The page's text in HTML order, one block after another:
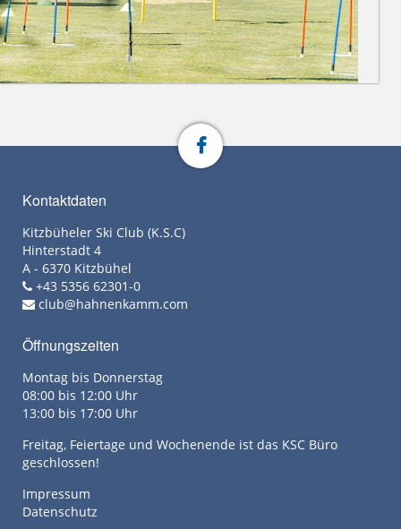
Kontaktdaten
Kitzbüheler Ski Club (K.S.C)
Hinterstadt 4
A - 6370 Kitzbühel
+43 5356 62301-0
club@hahnenkamm.com
Öffnungszeiten
Montag bis Donnerstag
08:00 bis 12:00 Uhr
13:00 bis 17:00 Uhr
Freitag, Feiertage und Wochenende ist das KSC Büro
geschlossen!
Impressum
Datenschutz